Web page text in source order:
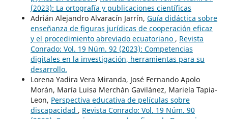
(2023): La ortografía y publicaciones científicas
Adrián Alejandro Alvaracín Jarrín, Guía didáctica sobre
enseñanza de figuras jurídicas de cooperación eficaz
y el procedimiento abreviado ecuatoriano , Revista
Conrado: Vol. 19 Núm. 92 (2023): Competencias
digitales en la investigación, herramientas para su
desarrollo.
Lorena Yadira Vera Miranda, José Fernando Apolo
Morán, María Luisa Merchán Gavilánez, Mariela Tapia-
Leon, Perspectiva educativa de películas sobre
discapacidad , Revista Conrado: Vol. 19 Núm. 90